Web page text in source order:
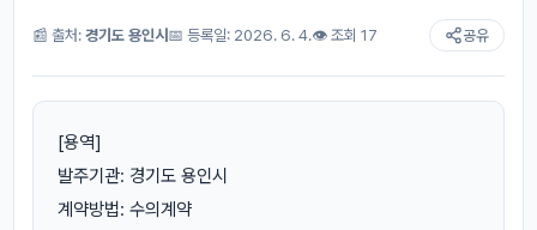
📰 출처: 경기도 용인시📅 등록일: 2026. 6. 4.👁 조회 17 공유
[용역]
발주기관: 경기도 용인시
계약방법: 수의계약